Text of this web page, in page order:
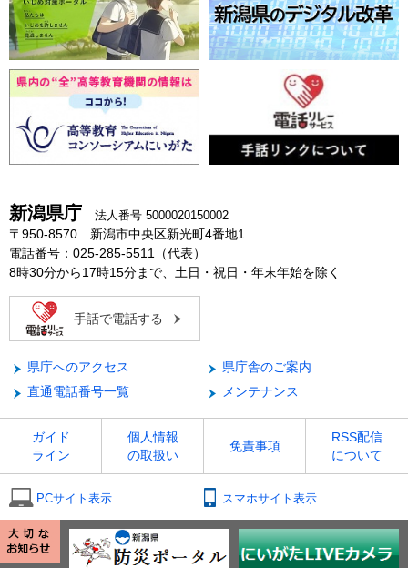
新潟県庁 法人番号 5000020150002
〒950-8570 新潟市中央区新光町4番地1
電話番号：025-285-5511（代表）
8時30分から17時15分まで、土日・祝日・年末年始を除く
手話で電話する
県庁へのアクセス
県庁舎のご案内
直通電話番号一覧
メンテナンス
ガイド
ライン
個人情報
の取扱い
免責事項
RSS配信
について
PCサイト表示 スマホサイト表示